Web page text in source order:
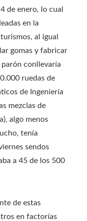
de enero, lo cual
en la
al igual
gomas y fabricar
conllevaría
ruedas de
de Ingeniería
mezclas de
algo menos
tenía
sendos
a 45 de los 500
de estas
en factorías